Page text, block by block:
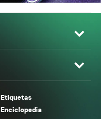
Etiquetas
Enciclopedia